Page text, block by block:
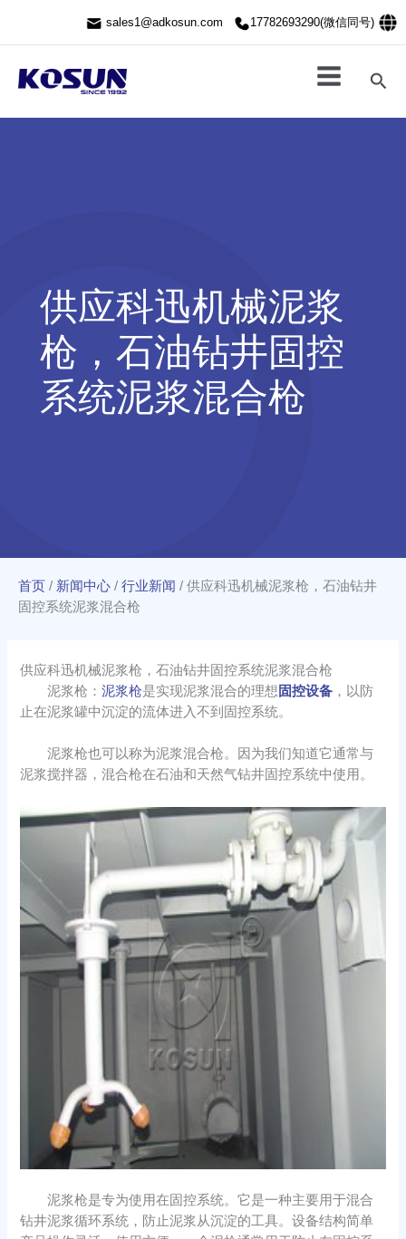
sales1@adkosun.com 17782693290(微信同号)
搜
索
供应科迅机械泥浆
枪，石油钻井固控
系统泥浆混合枪
首页 / 新闻中心 / 行业新闻 / 供应科迅机械泥浆枪，石油钻井
固控系统泥浆混合枪
供应科迅机械泥浆枪，石油钻井固控系统泥浆混合枪
泥浆枪：泥浆枪是实现泥浆混合的理想 固控设备 ，以防
止在泥浆罐中沉淀的流体进入不到固控系统。
泥浆枪也可以称为泥浆混合枪。因为我们知道它通常与
泥浆搅拌器，混合枪在石油和天然气钻井固控系统中使用。
泥浆枪是专为使用在固控系统。它是一种主要用于混合
钻井泥浆循环系统，防止泥浆从沉淀的工具。设备结构简单